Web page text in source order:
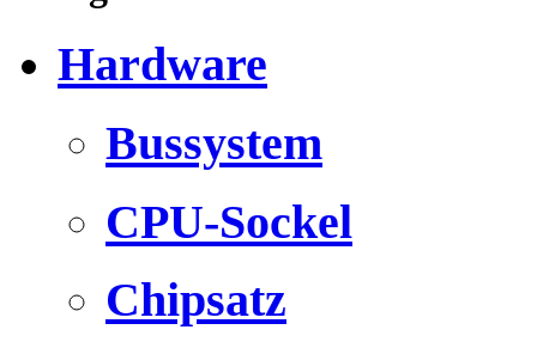
Hardware
Bussystem
CPU-Sockel
Chipsatz